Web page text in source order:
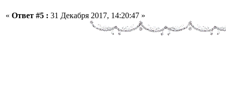
« Ответ #5 : 31 Декабря 2017, 14:20:47 »